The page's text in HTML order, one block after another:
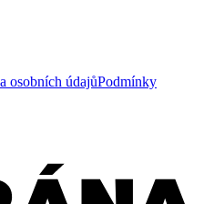
osobních údajůPodmínky